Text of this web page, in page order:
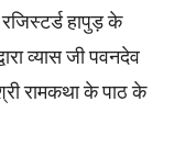
हापुड़ के
व्यास जी पवनदेव
रामकथा के पाठ के